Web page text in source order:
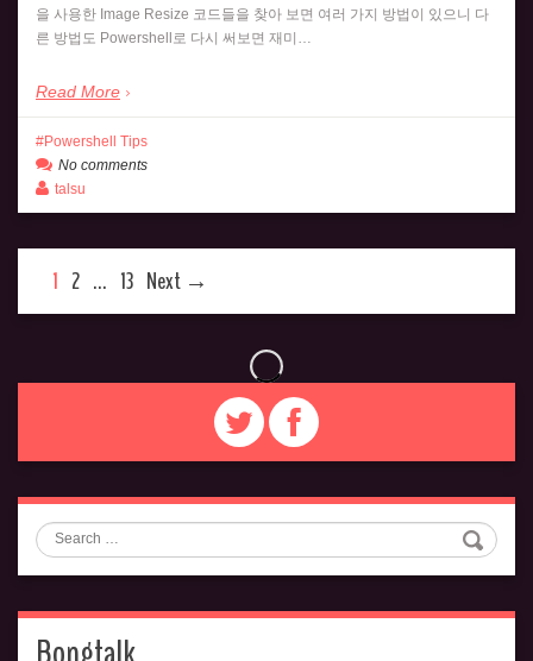
을 사용한 Image Resize 코드들을 찾아 보면 여러 가지 방법이 있으니 다
른 방법도 Powershell로 다시 써보면 재미…
Read More
Powershell Tips
No comments
talsu
1 2 … 13 Next →
Search